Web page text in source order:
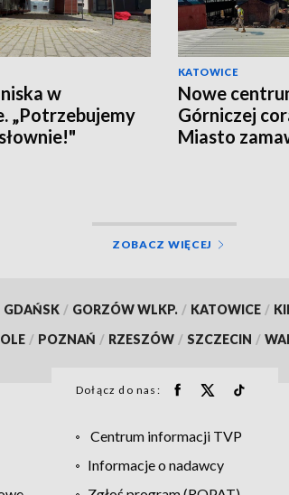
w
„Potrzebujemy
KATOWICE
Nowe
Górniczej
Miasto
ZOBACZ WIĘCEJ
GDAŃSK / GORZÓW WLKP. / KATOWICE /
/ POZNAŃ / RZESZÓW / SZCZECIN /
Dołącz do nas:
Centrum informacji TVP
Informacje o nadawcy